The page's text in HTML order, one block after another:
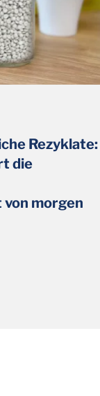
Rezyklate:
die
morgen